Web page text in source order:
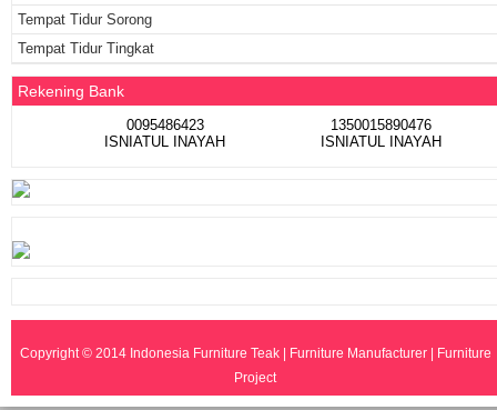
Tempat Tidur Sorong
Tempat Tidur Tingkat
Rekening Bank
0095486423
ISNIATUL INAYAH
1350015890476
ISNIATUL INAYAH
Copyright © 2014 Indonesia Furniture Teak | Furniture Manufacturer | Furniture
Project